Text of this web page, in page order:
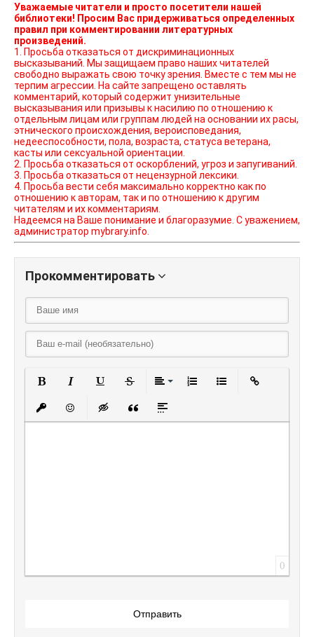
Уважаемые читатели и просто посетители нашей
библиотеки! Просим Вас придерживаться определенных
правил при комментировании литературных
произведений.
1. Просьба отказаться от дискриминационных
высказываний. Мы защищаем право наших читателей
свободно выражать свою точку зрения. Вместе с тем мы не
терпим агрессии. На сайте запрещено оставлять
комментарий, который содержит унизительные
высказывания или призывы к насилию по отношению к
отдельным лицам или группам людей на основании их расы,
этнического происхождения, вероисповедания,
недееспособности, пола, возраста, статуса ветерана,
касты или сексуальной ориентации.
2. Просьба отказаться от оскорблений, угроз и запугиваний.
3. Просьба отказаться от нецензурной лексики.
4. Просьба вести себя максимально корректно как по
отношению к авторам, так и по отношению к другим
читателям и их комментариям.
Надеемся на Ваше понимание и благоразумие. С уважением,
администратор mybrary.info.
Прокомментировать
Вставить защищенную ссылку
Вставить смайлик
Вставка скрытого текста
Вставка цитаты
Вставка спойлера
0
Отправить